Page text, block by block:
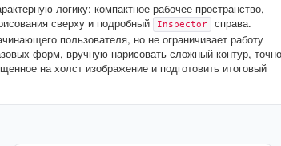
логику: компактное рабочее пространство,
сверху и подробный
Inspector
справа.
пользователя, но не ограничивает работу
форм, вручную нарисовать сложный контур, точно
на холст изображение и подготовить итоговый